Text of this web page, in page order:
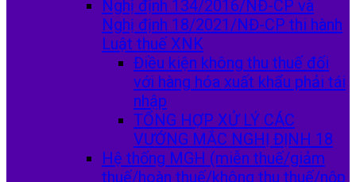
Nghị định 134/2016/NĐ-CP và
Nghị định 18/2021/NĐ-CP thi hành
Luật thuế XNK
Điều kiện không thu thuế đối
với hàng hóa xuất khẩu phải tái
nhập
TỔNG HỢP XỬ LÝ CÁC
VƯỚNG MẮC NGHỊ ĐỊNH 18
Hệ thống MGH (miễn thuế/giảm
thuế/hoàn thuế/không thu thuế/nộp